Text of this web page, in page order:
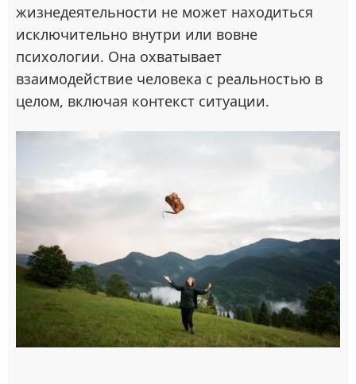
жизнедеятельности не может находиться
исключительно внутри или вовне
психологии. Она охватывает
взаимодействие человека с реальностью в
целом, включая контекст ситуации.